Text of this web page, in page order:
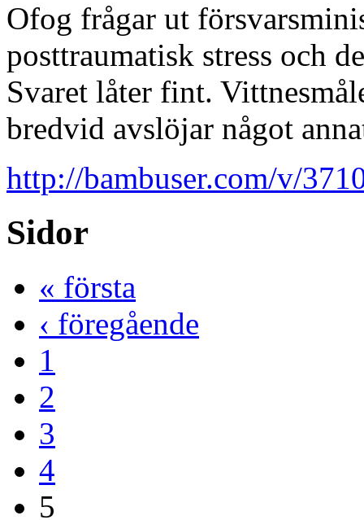
Ofog frågar ut
posttraumatisk stress och
Svaret låter fint.
bredvid avslöjar något
http://bambuser.com/v/
Sidor
« första
‹ föregående
1
2
3
4
5